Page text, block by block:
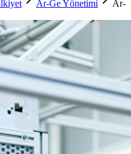
Ar-Ge Yönetimi
Ar-